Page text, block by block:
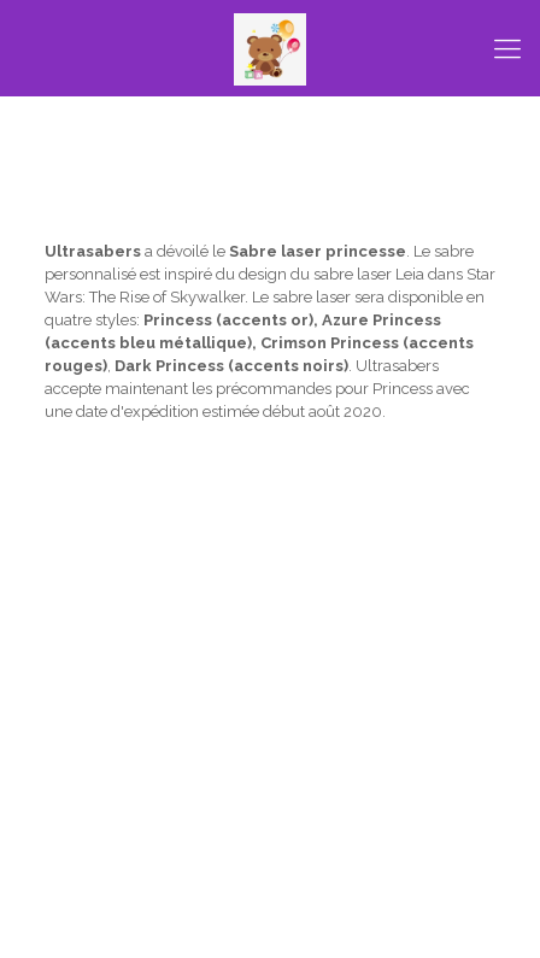
Ultrasabersa dévoilé le Sabre laser princesse. Le sabre
personnalisé est inspiré du design du sabre laser Leia dans Star
Wars: The Rise of Skywalker. Le sabre laser sera disponible en
quatre styles: Princess (accents or), Azure Princess
(accents bleu métallique), Crimson Princess (accents
rouges), Dark Princess (accents noirs). Ultrasabers
accepte maintenant les précommandes pour Princess avec
une date d'expédition estimée début août 2020.